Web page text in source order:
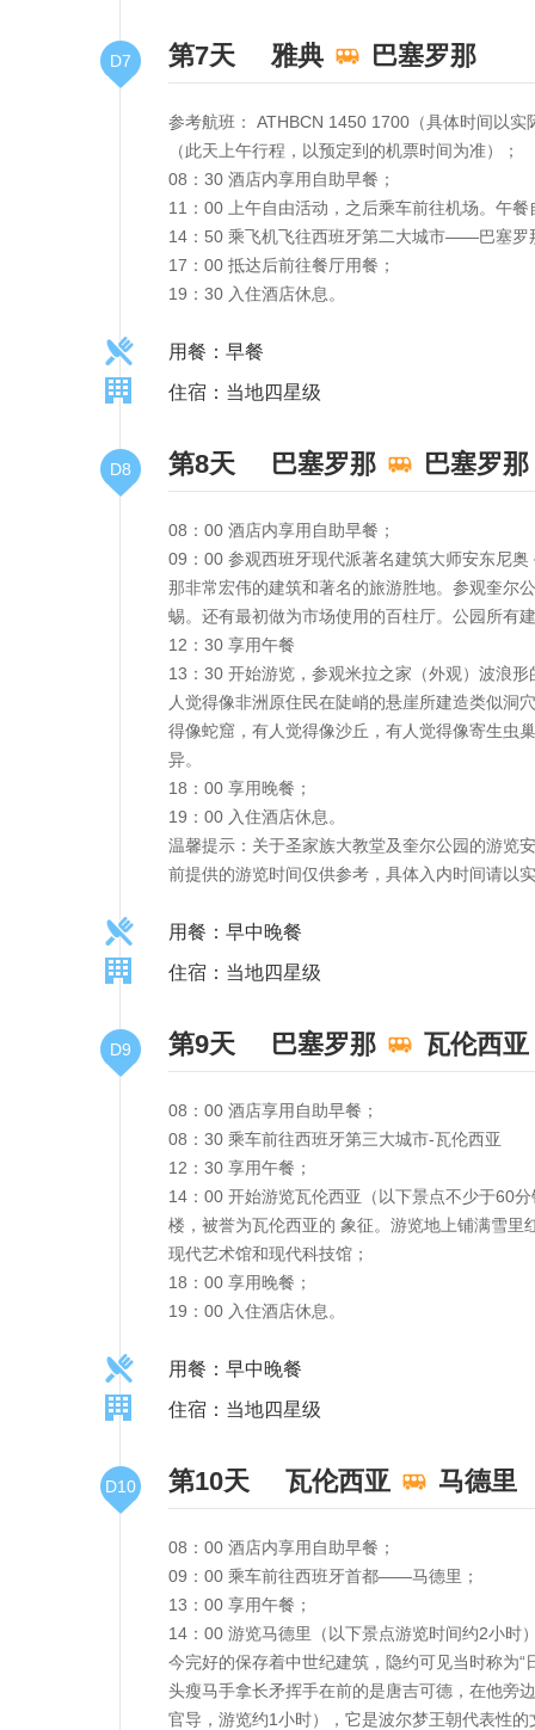
D7 第7天 雅典 巴塞罗那
参考航班： ATHBCN 1450 1700（具体时间以实
（此天上午行程，以预定到的机票时间为准）；
08：30 酒店内享用自助早餐；
11：00 上午自由活动，之后乘车前往机场。午餐
14：50 乘飞机飞往西班牙第二大城市——巴塞罗
17：00 抵达后前往餐厅用餐；
19：30 入住酒店休息。
用餐：早餐
住宿：当地四星级
D8 第8天 巴塞罗那 巴塞罗那
08：00 酒店内享用自助早餐；
09：00 参观西班牙现代派著名建筑大师安东尼
那非常宏伟的建筑和著名的旅游胜地。参观奎尔
蜴。还有最初做为市场使用的百柱厅。公园所有
12：30 享用午餐
13：30 开始游览，参观米拉之家（外观）波浪
人觉得像非洲原住民在陡峭的悬崖所建造类似洞
得像蛇窟，有人觉得像沙丘，有人觉得像寄生虫
异。
18：00 享用晚餐；
19：00 入住酒店休息。
温馨提示：关于圣家族大教堂及奎尔公园的游览
前提供的游览时间仅供参考，具体入内时间请以
用餐：早中晚餐
住宿：当地四星级
D9 第9天 巴塞罗那 瓦伦西亚
08：00 酒店享用自助早餐；
08：30 乘车前往西班牙第三大城市-瓦伦西亚
12：30 享用午餐；
14：00 开始游览瓦伦西亚（以下景点不少于60
楼，被誉为瓦伦西亚的 象征。游览地上铺满雪
现代艺术馆和现代科技馆；
18：00 享用晚餐；
19：00 入住酒店休息。
用餐：早中晚餐
住宿：当地四星级
D10 第10天 瓦伦西亚 马德里
08：00 酒店内享用自助早餐；
09：00 乘车前往西班牙首都——马德里；
13：00 享用午餐；
14：00 游览马德里（以下景点游览时间约2小时
今完好的保存着中世纪建筑，隐约可见当时称为
头瘦马手拿长矛挥手在前的是唐吉可德，在他旁
官导，游览约1小时），它是波尔梦王朝代表性